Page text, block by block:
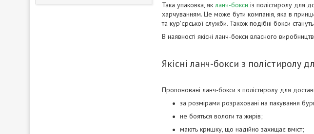
Така упаковка, як ланч-бокси із полістиролу для
харчуванням. Це може бути компанія, яка в
та кур'єрської служби. Також подібні бокси
В наявності якісні ланч-бокси власного
Якісні ланч-бокси з полістиролу
Пропоновані ланч-бокси з полістиролу для
за розмірами розраховані на пакування
не бояться вологи та жирів;
мають кришку, що надійно захищає вміст;